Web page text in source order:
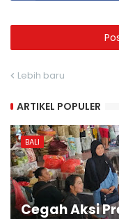
Lebih baru
ARTIKEL POPULER
BALI
Cegah Aksi